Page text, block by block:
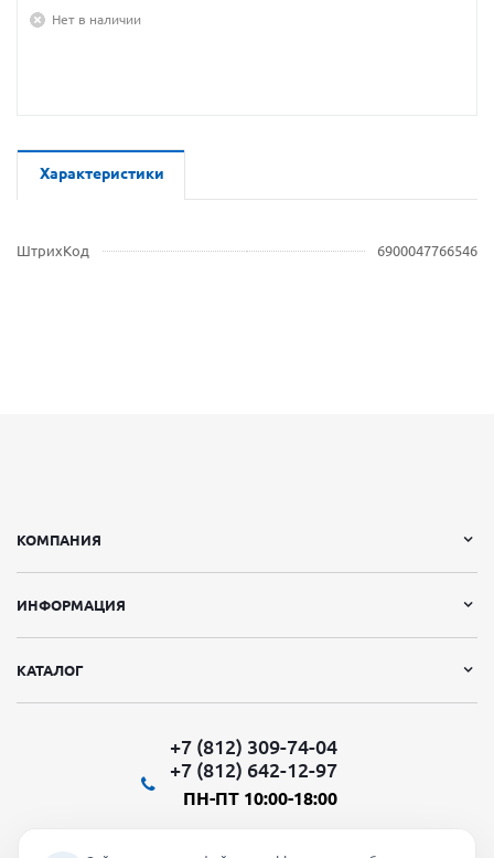
Нет в наличии
Характеристики
ШтрихКод 6900047766546
КОМПАНИЯ
ИНФОРМАЦИЯ
КАТАЛОГ
+7 (812) 309-74-04
+7 (812) 642-12-97
ПН-ПТ 10:00-18:00